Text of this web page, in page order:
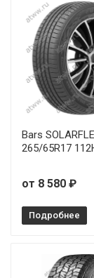
Predator
Predator
Predator
Bars
265/65R17
от 8 580 ₽
Подробнее